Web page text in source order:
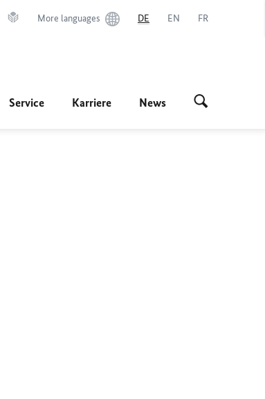
More languages DE EN FR
Service Karriere News